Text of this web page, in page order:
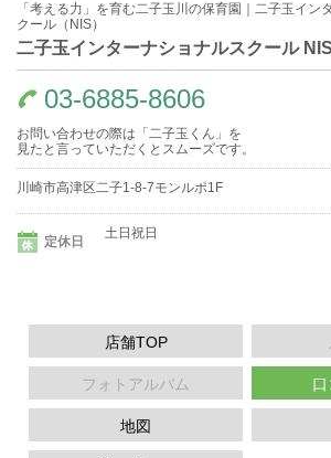
「考える力」を育む二子玉川の保育園｜二子玉イン
クール（NIS）
二子玉インターナショナルスクール NIS
03-6885-8606
お問い合わせの際は「二子玉くん」を
見たと言っていただくとスムーズです。
川崎市高津区二子1-8-7モンルポ1F
定休日
土日祝日
店舗TOP
フォトアルバム
地図